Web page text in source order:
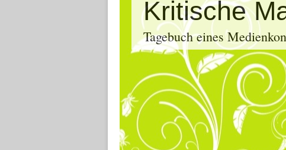
Tagebuch eines